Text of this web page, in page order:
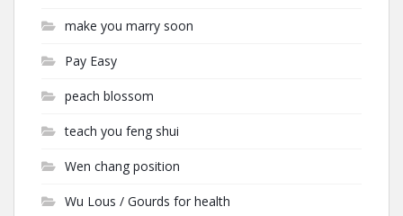
make you marry soon
Pay Easy
peach blossom
teach you feng shui
Wen chang position
Wu Lous / Gourds for health